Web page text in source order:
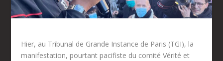
Hier, au Tribunal de Grande Instance de Paris (TGI), la
manifestation, pourtant pacifiste du comité Vérité et